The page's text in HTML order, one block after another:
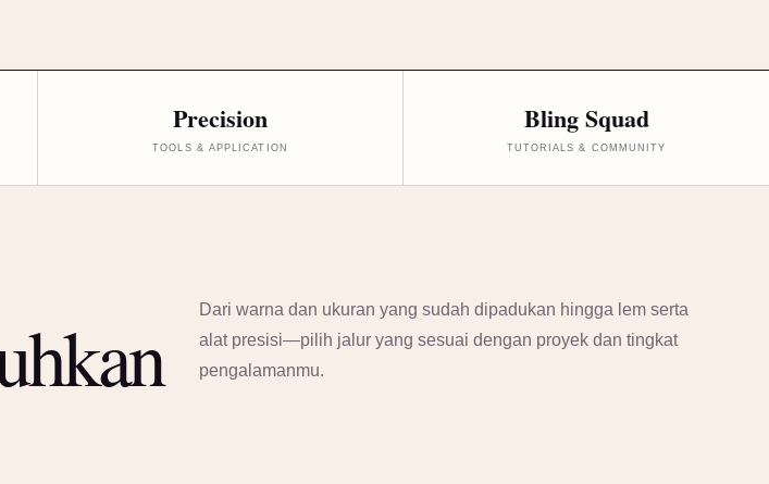
Precision
TOOLS & APPLICATION
Bling Squad
TUTORIALS & COMMUNITY
Dari warna dan ukuran yang sudah dipadukan hingga lem serta
alat presisi—pilih jalur yang sesuai dengan proyek dan tingkat
pengalamanmu.